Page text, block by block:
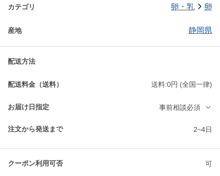
カテゴリ 卵・乳 卵
産地 静岡県
配送方法
配送料金（送料） 送料:0円 (全国一律)
お届け日指定 事前相談必須
注文から発送まで 2~4日
クーポン利用可否 可